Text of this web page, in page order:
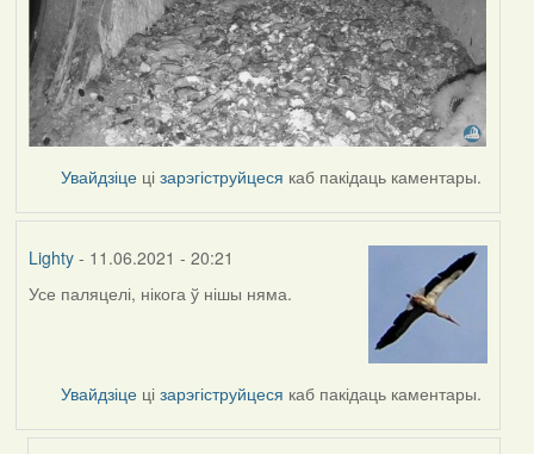
Увайдзіце цізарэгіструйцеся каб пакідаць каментары.
Lighty- 11.06.2021 - 20:21
Усе паляцелі, нікога ў нішы няма.
Увайдзіце цізарэгіструйцеся каб пакідаць каментары.